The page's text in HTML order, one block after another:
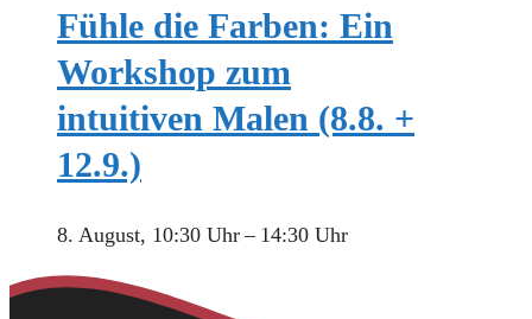
Fühle die Farben: Ein
Workshop zum
intuitiven Malen (8.8. +
12.9.)
8. August, 10:30 Uhr– 14:30 Uhr